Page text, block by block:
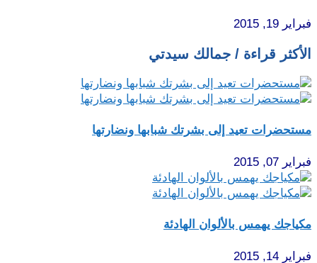
فبراير 19, 2015
الأكثر قراءة / جمالك سيدتي
مستحضرات تعيد إلى بشرتك شبابها ونضارتها
فبراير 07, 2015
مكياجك يهمس بالألوان الهادئة
فبراير 14, 2015